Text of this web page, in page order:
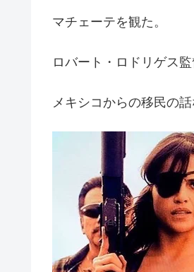
マチェーテを観た。
ロバート・ロドリゲス
メキシコからの移民の